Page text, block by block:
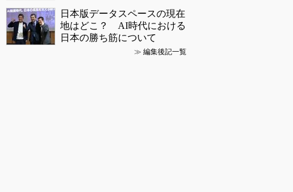
日本版データスペースの現在
地はどこ？ AI時代における
日本の勝ち筋について
≫ 編集後記一覧